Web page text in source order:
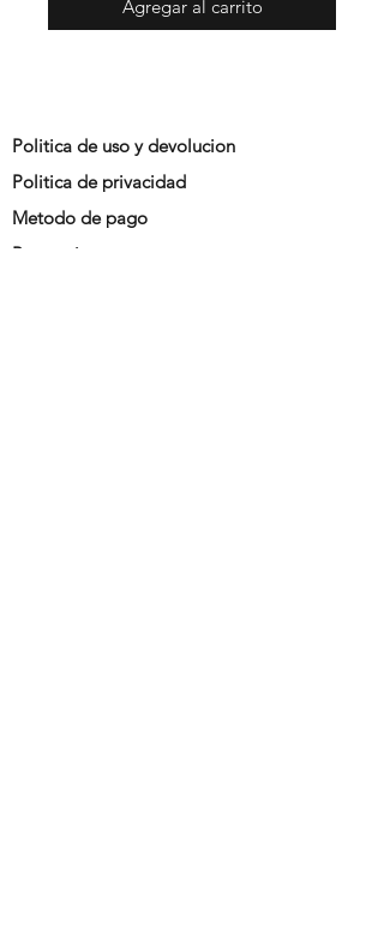
Agregar al carrito
Politica de uso y devolucion
Politica de privacidad
Metodo de pago
Promociones